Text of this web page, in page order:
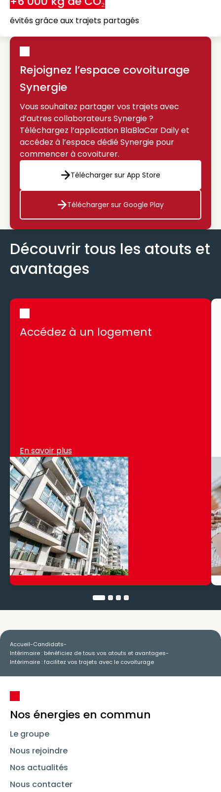
évités grâce aux trajets partagés
Rejoignez l’espace covoiturage
Synergie
Vous souhaitez partager vos trajets avec
d’autres collaborateurs Synergie ?
Téléchargez l’application BlaBlaCar Daily et
accédez à l’espace dédié Synergie pour
commencer à covoiturer.
Télécharger sur App Store
Télécharger sur App Store
Télécharger sur Google Play
Télécharger sur Google Play
Découvrir tous les atouts et
avantages
Accédez à un logement
En savoir plus
Accueil-Candidats-
Intérimaire : bénéficiez de tous vos atouts et avantages-
Intérimaire : facilitez vos trajets avec le covoiturage
Nos énergies en commun
Le groupe
Nous rejoindre
Nos actualités
Nous contacter